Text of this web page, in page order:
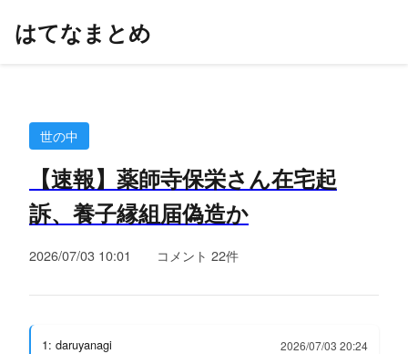
はてなまとめ
世の中
【速報】薬師寺保栄さん在宅起
訴、養子縁組届偽造か
2026/07/03 10:01 コメント 22件
1: daruyanagi 2026/07/03 20:24